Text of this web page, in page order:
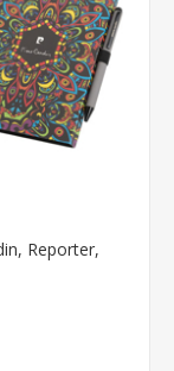
Reporter,